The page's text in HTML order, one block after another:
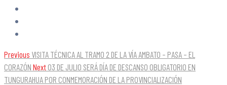
Previous VISITA TÉCNICA AL TRAMO 2 DE LA VÍA AMBATO – PASA – EL
CORAZÓN Next 03 DE JULIO SERÁ DÍA DE DESCANSO OBLIGATORIO EN
TUNGURAHUA POR CONMEMORACIÓN DE LA PROVINCIALIZACIÓN